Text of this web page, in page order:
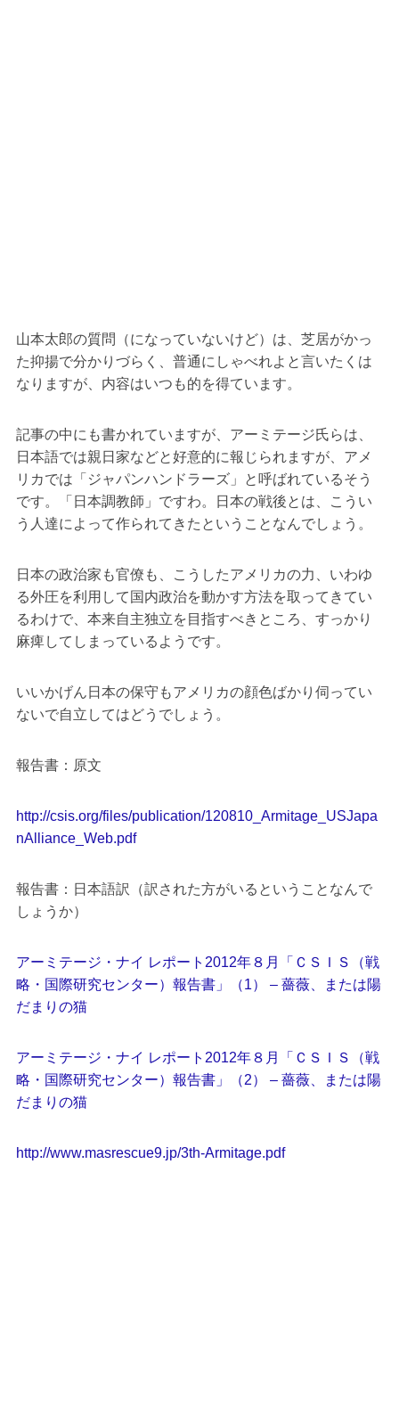
山本太郎の質問（になっていないけど）は、芝居がかっ
た抑揚で分かりづらく、普通にしゃべれよと言いたくは
なりますが、内容はいつも的を得ています。
記事の中にも書かれていますが、アーミテージ氏らは、
日本語では親日家などと好意的に報じられますが、アメ
リカでは「ジャパンハンドラーズ」と呼ばれているそう
です。「日本調教師」ですわ。日本の戦後とは、こうい
う人達によって作られてきたということなんでしょう。
日本の政治家も官僚も、こうしたアメリカの力、いわゆ
る外圧を利用して国内政治を動かす方法を取ってきてい
るわけで、本来自主独立を目指すべきところ、すっかり
麻痺してしまっているようです。
いいかげん日本の保守もアメリカの顔色ばかり伺ってい
ないで自立してはどうでしょう。
報告書：原文
http://csis.org/files/publication/120810_Armitage_USJapa
nAlliance_Web.pdf
報告書：日本語訳（訳された方がいるということなんで
しょうか）
アーミテージ・ナイ レポート2012年８月「ＣＳＩＳ（戦
略・国際研究センター）報告書」（1） – 薔薇、または陽
だまりの猫
アーミテージ・ナイ レポート2012年８月「ＣＳＩＳ（戦
略・国際研究センター）報告書」（2） – 薔薇、または陽
だまりの猫
http://www.masrescue9.jp/3th-Armitage.pdf